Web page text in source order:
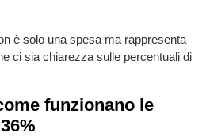
è solo una spesa ma rappresenta
ci sia chiarezza sulle percentuali di
funzionano le